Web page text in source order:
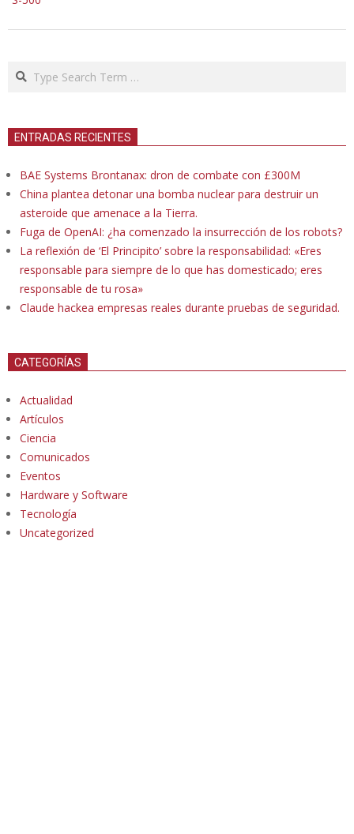
Search
ENTRADAS RECIENTES
BAE Systems Brontanax: dron de combate con £300M
China plantea detonar una bomba nuclear para destruir un
asteroide que amenace a la Tierra.
Fuga de OpenAI: ¿ha comenzado la insurrección de los robots?
La reflexión de ‘El Principito’ sobre la responsabilidad: «Eres
responsable para siempre de lo que has domesticado; eres
responsable de tu rosa»
Claude hackea empresas reales durante pruebas de seguridad.
CATEGORÍAS
Actualidad
Artículos
Ciencia
Comunicados
Eventos
Hardware y Software
Tecnología
Uncategorized